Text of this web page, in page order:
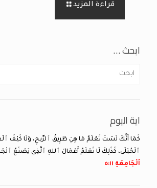
قراءة المزيد
ابحث …
اية اليوم
كَمَا أَنَّكَ لَسْتَ تَعْلَمُ مَا هِيَ طَرِيقُ ٱلرِّيحِ، وَلَا كَيْفَ
ٱلْحُبْلَى، كَذَلِكَ لَا تَعْلَمُ أَعْمَالَ ٱللهِ ٱلَّذِي يَصْنَعُ
اَلْجَامِعَةِ ١١:‏٥